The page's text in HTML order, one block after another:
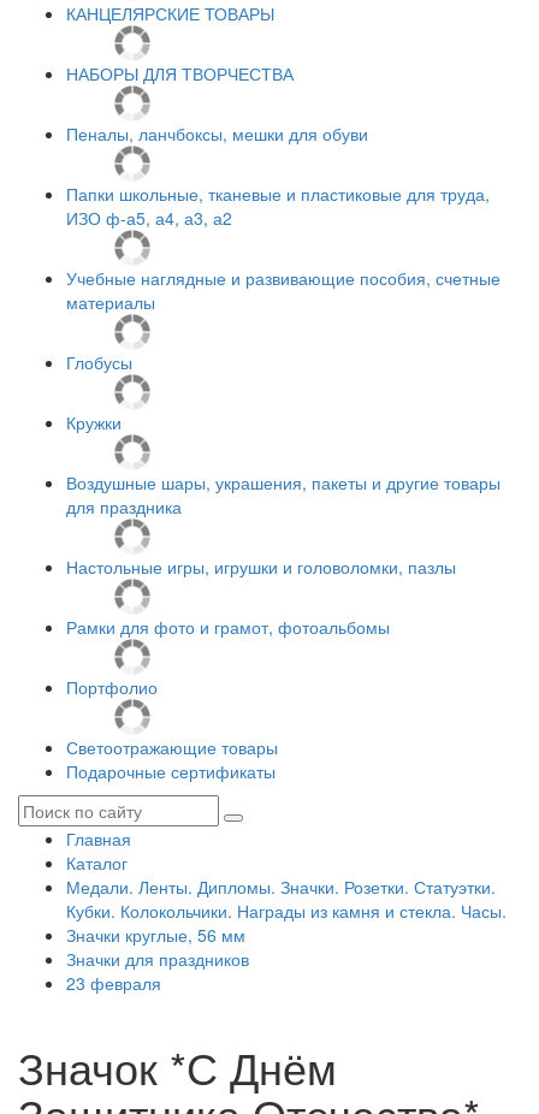
КАНЦЕЛЯРСКИЕ ТОВАРЫ
НАБОРЫ ДЛЯ ТВОРЧЕСТВА
Пеналы, ланчбоксы, мешки для обуви
Папки школьные, тканевые и пластиковые для труда,
ИЗО ф-а5, а4, а3, а2
Учебные наглядные и развивающие пособия, счетные
материалы
Глобусы
Кружки
Воздушные шары, украшения, пакеты и другие товары
для праздника
Настольные игры, игрушки и головоломки, пазлы
Рамки для фото и грамот, фотоальбомы
Портфолио
Светоотражающие товары
Подарочные сертификаты
Главная
Каталог
Медали. Ленты. Дипломы. Значки. Розетки. Статуэтки.
Кубки. Колокольчики. Награды из камня и стекла. Часы.
Значки круглые, 56 мм
Значки для праздников
23 февраля
Значок *С Днём